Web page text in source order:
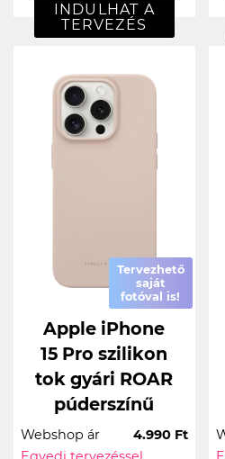
INDULHAT A
TERVEZÉS
Tervezhető
saját
fotóval is!
Apple iPhone
15 Pro szilikon
tok gyári ROAR
púderszínű
Webshop ár
4.990 Ft